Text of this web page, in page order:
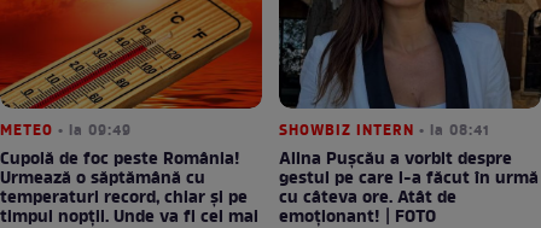
METEO • la 09:49
Cupolă de foc peste România!
Urmează o săptămână cu
temperaturi record, chiar și pe
timpul nopții. Unde va fi cel mai
SHOWBIZ INTERN • la 08:41
Alina Pușcău a vorbit despre
gestul pe care l-a făcut în urmă
cu câteva ore. Atât de
emoționant! | FOTO